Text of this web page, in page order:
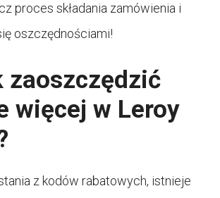
proces składania zamówienia i
oszczędnościami!
zaoszczędzić
więcej w Leroy
z kodów rabatowych, istnieje